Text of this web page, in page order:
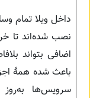
داخل ویلا تمام
نصب شده‌اند تا
اضافی بتواند
باعث شده همهٔ
سرویس‌ها به‌روز